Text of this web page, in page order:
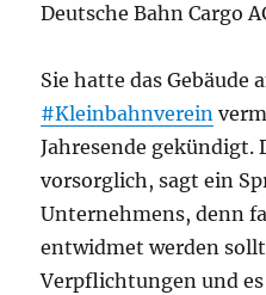
Deutsche Bahn Cargo
Sie hatte das Gebäude
#Kleinbahnverein
Jahresende gekündigt.
vorsorglich, sagt ein
Unternehmens, denn
entwidmet werden
Verpflichtungen und